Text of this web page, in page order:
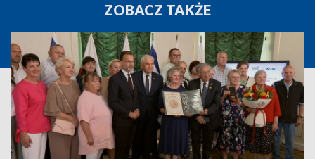
ZOBACZ TAKŻE